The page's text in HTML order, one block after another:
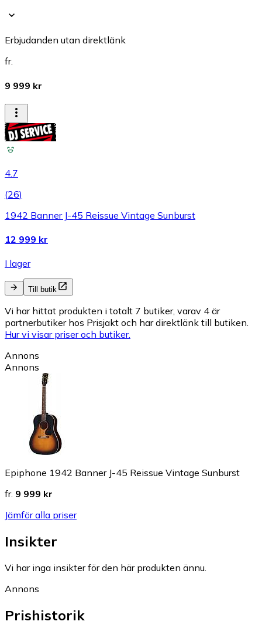
Erbjudanden utan direktlänk
fr.
9 999 kr
4.7
(26)
1942 Banner J-45 Reissue Vintage Sunburst
12 999 kr
I lager
Till butik
Vi har hittat produkten i totalt 7 butiker, varav 4 är
partnerbutiker hos Prisjakt och har direktlänk till butiken.
Hur vi visar priser och butiker.
Annons
Annons
Epiphone 1942 Banner J-45 Reissue Vintage Sunburst
fr. 9 999 kr
Jämför alla priser
Insikter
Vi har inga insikter för den här produkten ännu.
Annons
Prishistorik